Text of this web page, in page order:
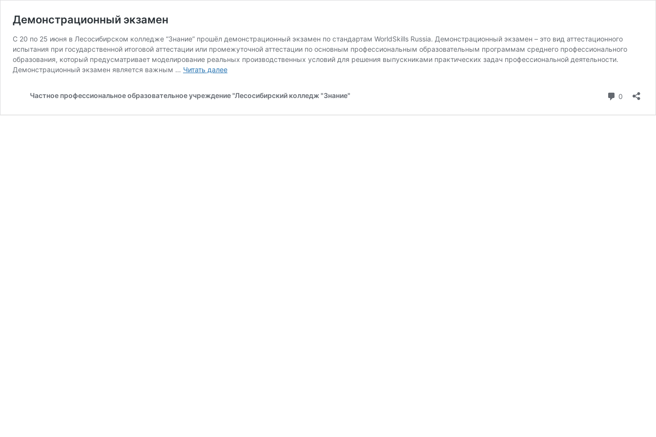
Демонстрационный экзамен
С 20 по 25 июня в Лесосибирском колледже “Знание” прошёл демонстрационный экзамен по стандартам WorldSkills Russia. Демонстрационный экзамен – это вид аттестационного
испытания при государственной итоговой аттестации или промежуточной аттестации по основным профессиональным образовательным программам среднего профессионального
образования, который предусматривает моделирование реальных производственных условий для решения выпускниками практических задач профессиональной деятельности.
Демонстрационный экзамен является важным … Читать далееДемонстрационный
Частное профессиональное образовательное учреждение "Лесосибирский колледж "Знание"
0